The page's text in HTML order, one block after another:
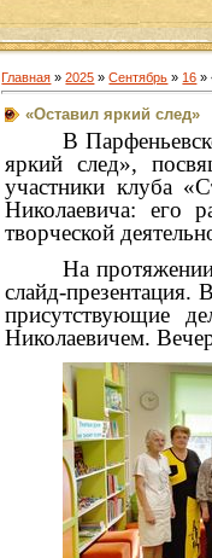
Главная »2025 » Сентябрь » 16 »
«Оставил яркий след»
В
яркий след»,
участники клуба
Николаевича: его
творческой
На
слайд-презентация.
присутствующие
Николаевичем.